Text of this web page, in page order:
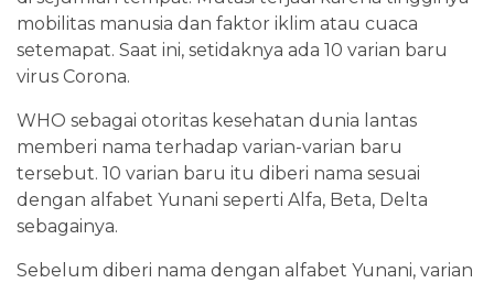
mobilitas manusia dan faktor iklim atau cuaca
setemapat. Saat ini, setidaknya ada 10 varian baru
virus Corona.
WHO sebagai otoritas kesehatan dunia lantas
memberi nama terhadap varian-varian baru
tersebut. 10 varian baru itu diberi nama sesuai
dengan alfabet Yunani seperti Alfa, Beta, Delta
sebagainya.
Sebelum diberi nama dengan alfabet Yunani, varian